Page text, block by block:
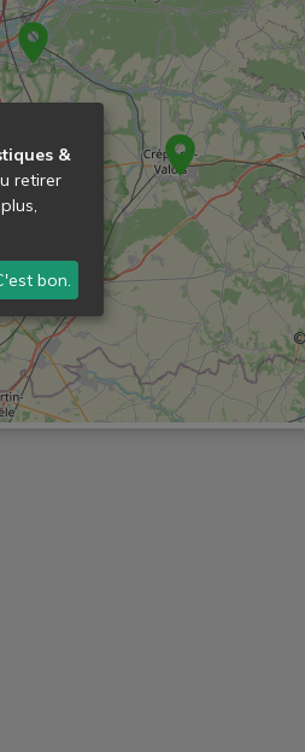
&
retirer
bon.